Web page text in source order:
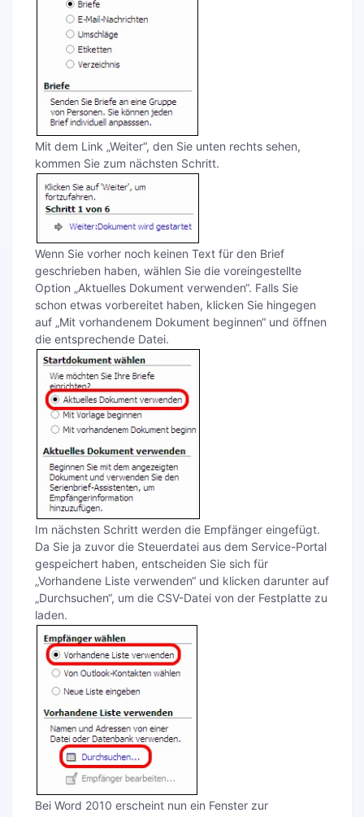
Mit dem Link „Weiter“, den Sie unten rechts sehen,
kommen Sie zum nächsten Schritt.
Wenn Sie vorher noch keinen Text für den Brief
geschrieben haben, wählen Sie die voreingestellte
Option „Aktuelles Dokument verwenden“. Falls Sie
schon etwas vorbereitet haben, klicken Sie hingegen
auf „Mit vorhandenem Dokument beginnen“ und öffnen
die entsprechende Datei.
Im nächsten Schritt werden die Empfänger eingefügt.
Da Sie ja zuvor die Steuerdatei aus dem Service-Portal
gespeichert haben, entscheiden Sie sich für
„Vorhandene Liste verwenden“ und klicken darunter auf
„Durchsuchen“, um die CSV-Datei von der Festplatte zu
laden.
Bei Word 2010 erscheint nun ein Fenster zur